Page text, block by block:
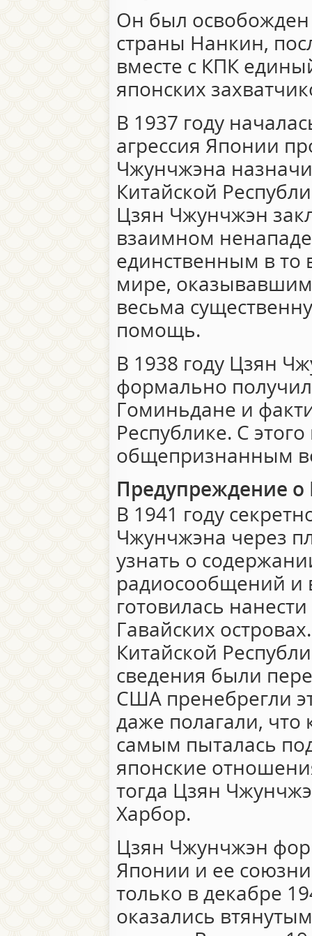
Он был освобожден
страны Нанкин,
вместе с КПК
японских
В 1937 году
агрессия Японии
Чжунчжэна
Китайской
Цзян Чжунчжэн
взаимном
единственным в то
мире, оказывавшим
весьма
помощь.
В 1938 году Цзян
формально
Гоминьдане и
Республике. С
общепризнанным
Предупреждение о
В 1941 году
Чжунчжэна через
узнать о
радиосообщений и
готовилась
Гавайских
Китайской
сведения были
США пренебрегли
даже полагали, что
самым пыталась
японские
тогда Цзян
Харбор.
Цзян Чжунчжэн
Японии и ее
только в декабре
оказались